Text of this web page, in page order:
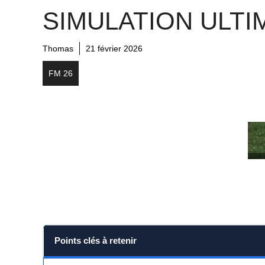
SIMULATION
Thomas 21 février 2026
FM 26
Points clés à retenir